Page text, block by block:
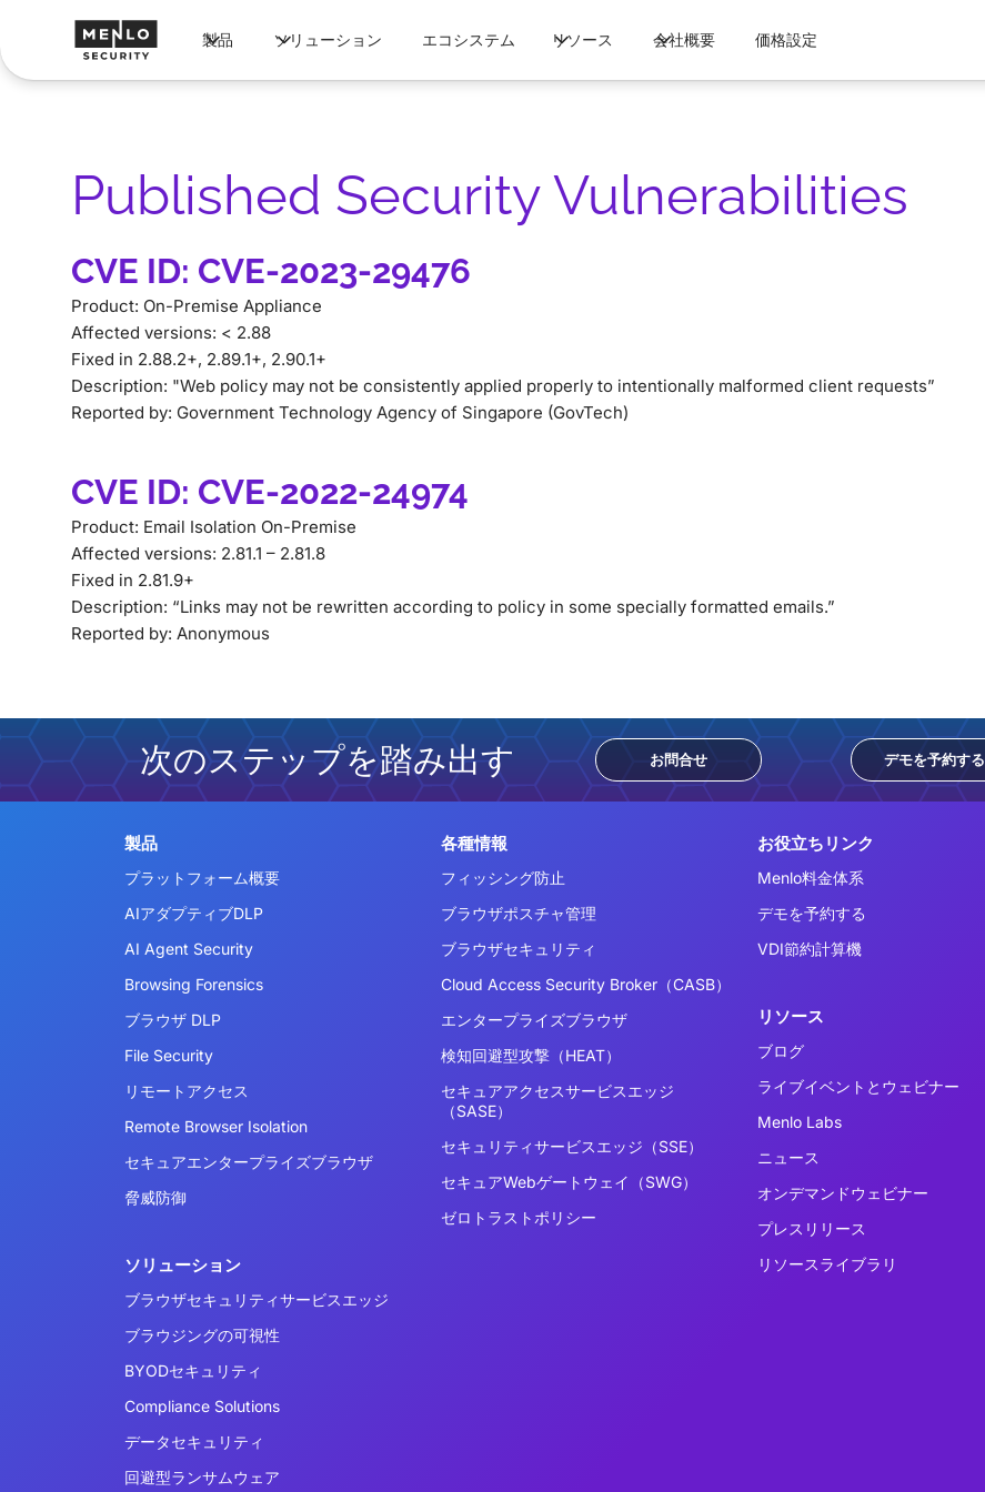
製品 ソリューション エコシステム リソース 会社概要 価格設定
Published Security Vulnerabilities
CVE ID: CVE-2023-29476
Product: On-Premise Appliance
Affected versions: < 2.88
Fixed in 2.88.2+, 2.89.1+, 2.90.1+
Description: "Web policy may not be consistently applied properly to intentionally malformed client requests”
Reported by: Government Technology Agency of Singapore (GovTech)
CVE ID: CVE-2022-24974
Product: Email Isolation On-Premise
Affected versions: 2.81.1 – 2.81.8
Fixed in 2.81.9+
Description: “Links may not be rewritten according to policy in some specially formatted emails.”
Reported by: Anonymous
次のステップを踏み出す お問合せ デモを予約する
製品
プラットフォーム概要
AIアダプティブDLP
AI Agent Security
Browsing Forensics
ブラウザ DLP
File Security
リモートアクセス
Remote Browser Isolation
セキュアエンタープライズブラウザ
脅威防御
ソリューション
ブラウザセキュリティサービスエッジ
ブラウジングの可視性
BYODセキュリティ
Compliance Solutions
データセキュリティ
回避型ランサムウェア
各種情報
フィッシング防止
ブラウザポスチャ管理
ブラウザセキュリティ
Cloud Access Security Broker（CASB）
エンタープライズブラウザ
検知回避型攻撃（HEAT）
セキュアアクセスサービスエッジ
（SASE）
セキュリティサービスエッジ（SSE）
セキュアWebゲートウェイ（SWG）
ゼロトラストポリシー
お役立ちリンク
Menlo料金体系
デモを予約する
VDI節約計算機
リソース
ブログ
ライブイベントとウェビナー
Menlo Labs
ニュース
オンデマンドウェビナー
プレスリリース
リソースライブラリ